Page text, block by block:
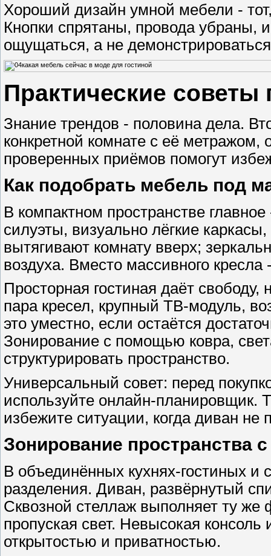
Хороший дизайн умной мебели -
Кнопки спрятаны, провода убраны,
ощущаться, а не
Практические
Знание трендов - половина дела.
конкретной комнате с её
проверенных приёмов помогут
Как подобрать мебель под
В компактном пространстве
силуэты, визуально лёгкие
вытягивают комнату вверх;
воздуха. Вместо массивного кресла
Просторная гостиная даёт
пара кресел, крупный ТВ-модуль,
это уместно, если остаётся
Зонирование с помощью ковра,
структурировать пространство.
Универсальный совет: перед
используйте онлайн-планировщик.
избежите ситуации, когда диван не
Зонирование пространства
В объединённых кухнях-гостиных и
разделения. Диван, развёрнутый
Сквозной стеллаж выполняет ту
пропуская свет. Невысокая
открытостью и приватностью.